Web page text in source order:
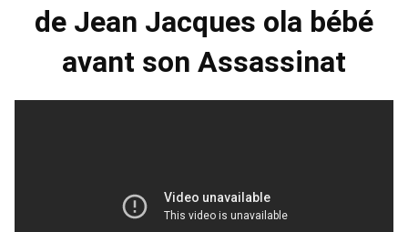
de Jean Jacques ola bébé
avant son Assassinat